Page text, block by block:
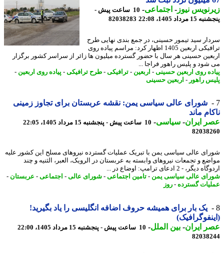
نیوز-اجتماعی-
10 ساعت پیش -
1405، 22:08
82038283
سید تیمور حسینی، در جمع بندی نهایی طرح
ترافیکی اربعین 1405 اظهار کرد: مراسم پیاده روی
حسینی هر سال با حضور گسترده میلیون ها زائر از سراسر کشور برگزار
و پلیس راهور فراجا ...
روی اربعین حسینی-اربعین -ترافیکی-طرح ترافیکی-پیاده روی اربعین -
راهور -اربعین حسینی
شورای عالی سیاسی یمن: نقشه عربستان برای تجاوز زمینی
ماند
ایران- سیاسی-10 ساعت پیش - پنجشنبه 15 مرداد 1405، 22:05
عالی سیاسی یمن با تبریک عملیات گسترده نیروهای مسلح این کشور علیه
و تجمعات نیروهای وابسته به عربستان در الرویک، العبر، الثنیه و چند
- 2 ادعای ترامپ: اوضاع در ...
عالی سیاسی یمن -تامین اجتماعی-شورای عالی-اجتماعی-عربستان-
گسترده- روز
یک بار برای همیشه حروف اضافه انگلیسی را یاد بگیرید!
ایران- بین الملل-10 ساعت پیش - پنجشنبه 15 مرداد 1405، 22:00